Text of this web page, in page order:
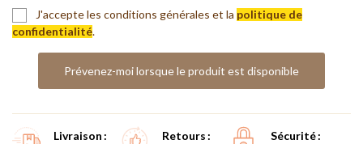
J'accepte les conditions générales et la politique de
confidentialité.
Prévenez-moi lorsque le produit est disponible
Livraison Retours Sécurité